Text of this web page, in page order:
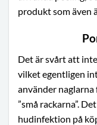
produkt som även
Det är svårt att
vilket egentligen
använder
”små rackarna”.
hudinfektion på